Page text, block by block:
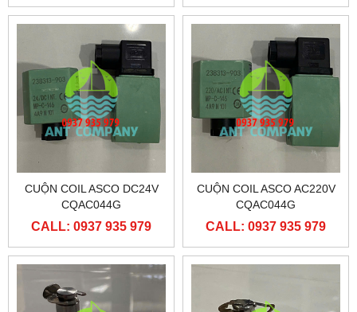
CUỘN COIL ASCO DC24V
CQAC044G
CALL: 0937 935 979
CUỘN COIL ASCO AC220V
CQAC044G
CALL: 0937 935 979